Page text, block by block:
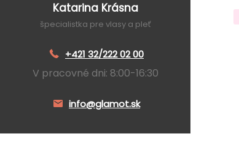
Katarina Krásna
špecialistka pre vlasy a pleť
+421 32/222 02 00
V pracovné dni: 8:00-16:30
info@glamot.sk